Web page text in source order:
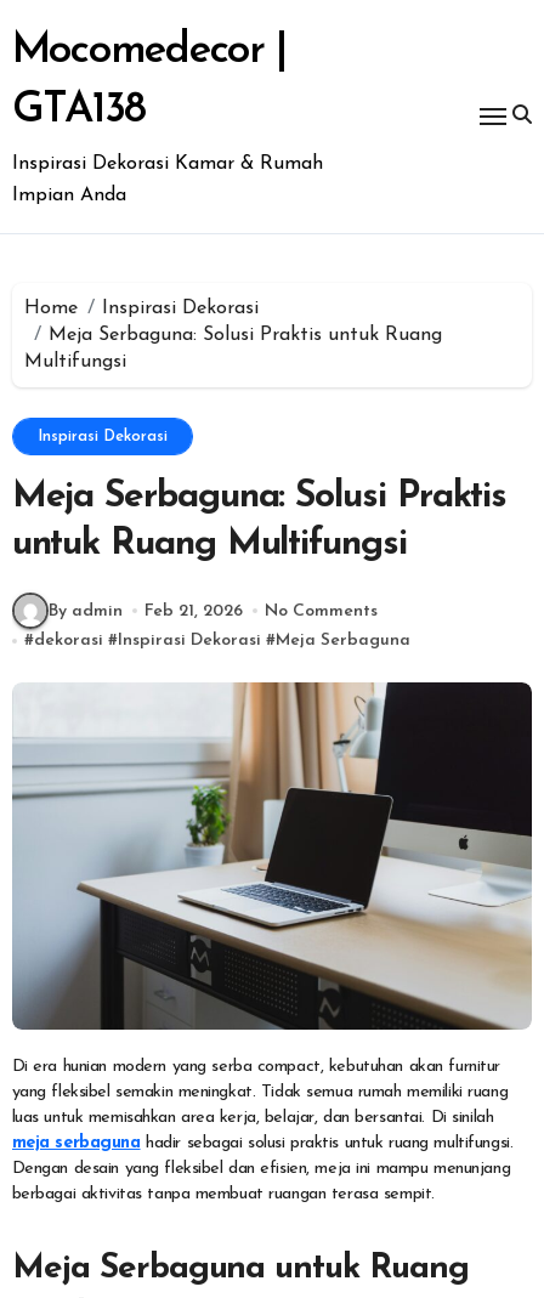
to
content
Mocomedecor |
GTA138
Inspirasi Dekorasi Kamar & Rumah
Impian Anda
Home
Inspirasi Dekorasi
Meja Serbaguna: Solusi Praktis untuk Ruang
Multifungsi
Inspirasi Dekorasi
Meja Serbaguna: Solusi Praktis
untuk Ruang Multifungsi
By admin Feb 21, 2026
No Comments
#dekorasi #Inspirasi Dekorasi #Meja Serbaguna
Di era hunian modern yang serba compact, kebutuhan akan furnitur
yang fleksibel semakin meningkat. Tidak semua rumah memiliki ruang
luas untuk memisahkan area kerja, belajar, dan bersantai. Di sinilah
meja serbaguna hadir sebagai solusi praktis untuk ruang multifungsi.
Dengan desain yang fleksibel dan efisien, meja ini mampu menunjang
berbagai aktivitas tanpa membuat ruangan terasa sempit.
Meja Serbaguna untuk Ruang